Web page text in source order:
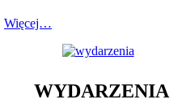
Więcej…
WYDARZENIA